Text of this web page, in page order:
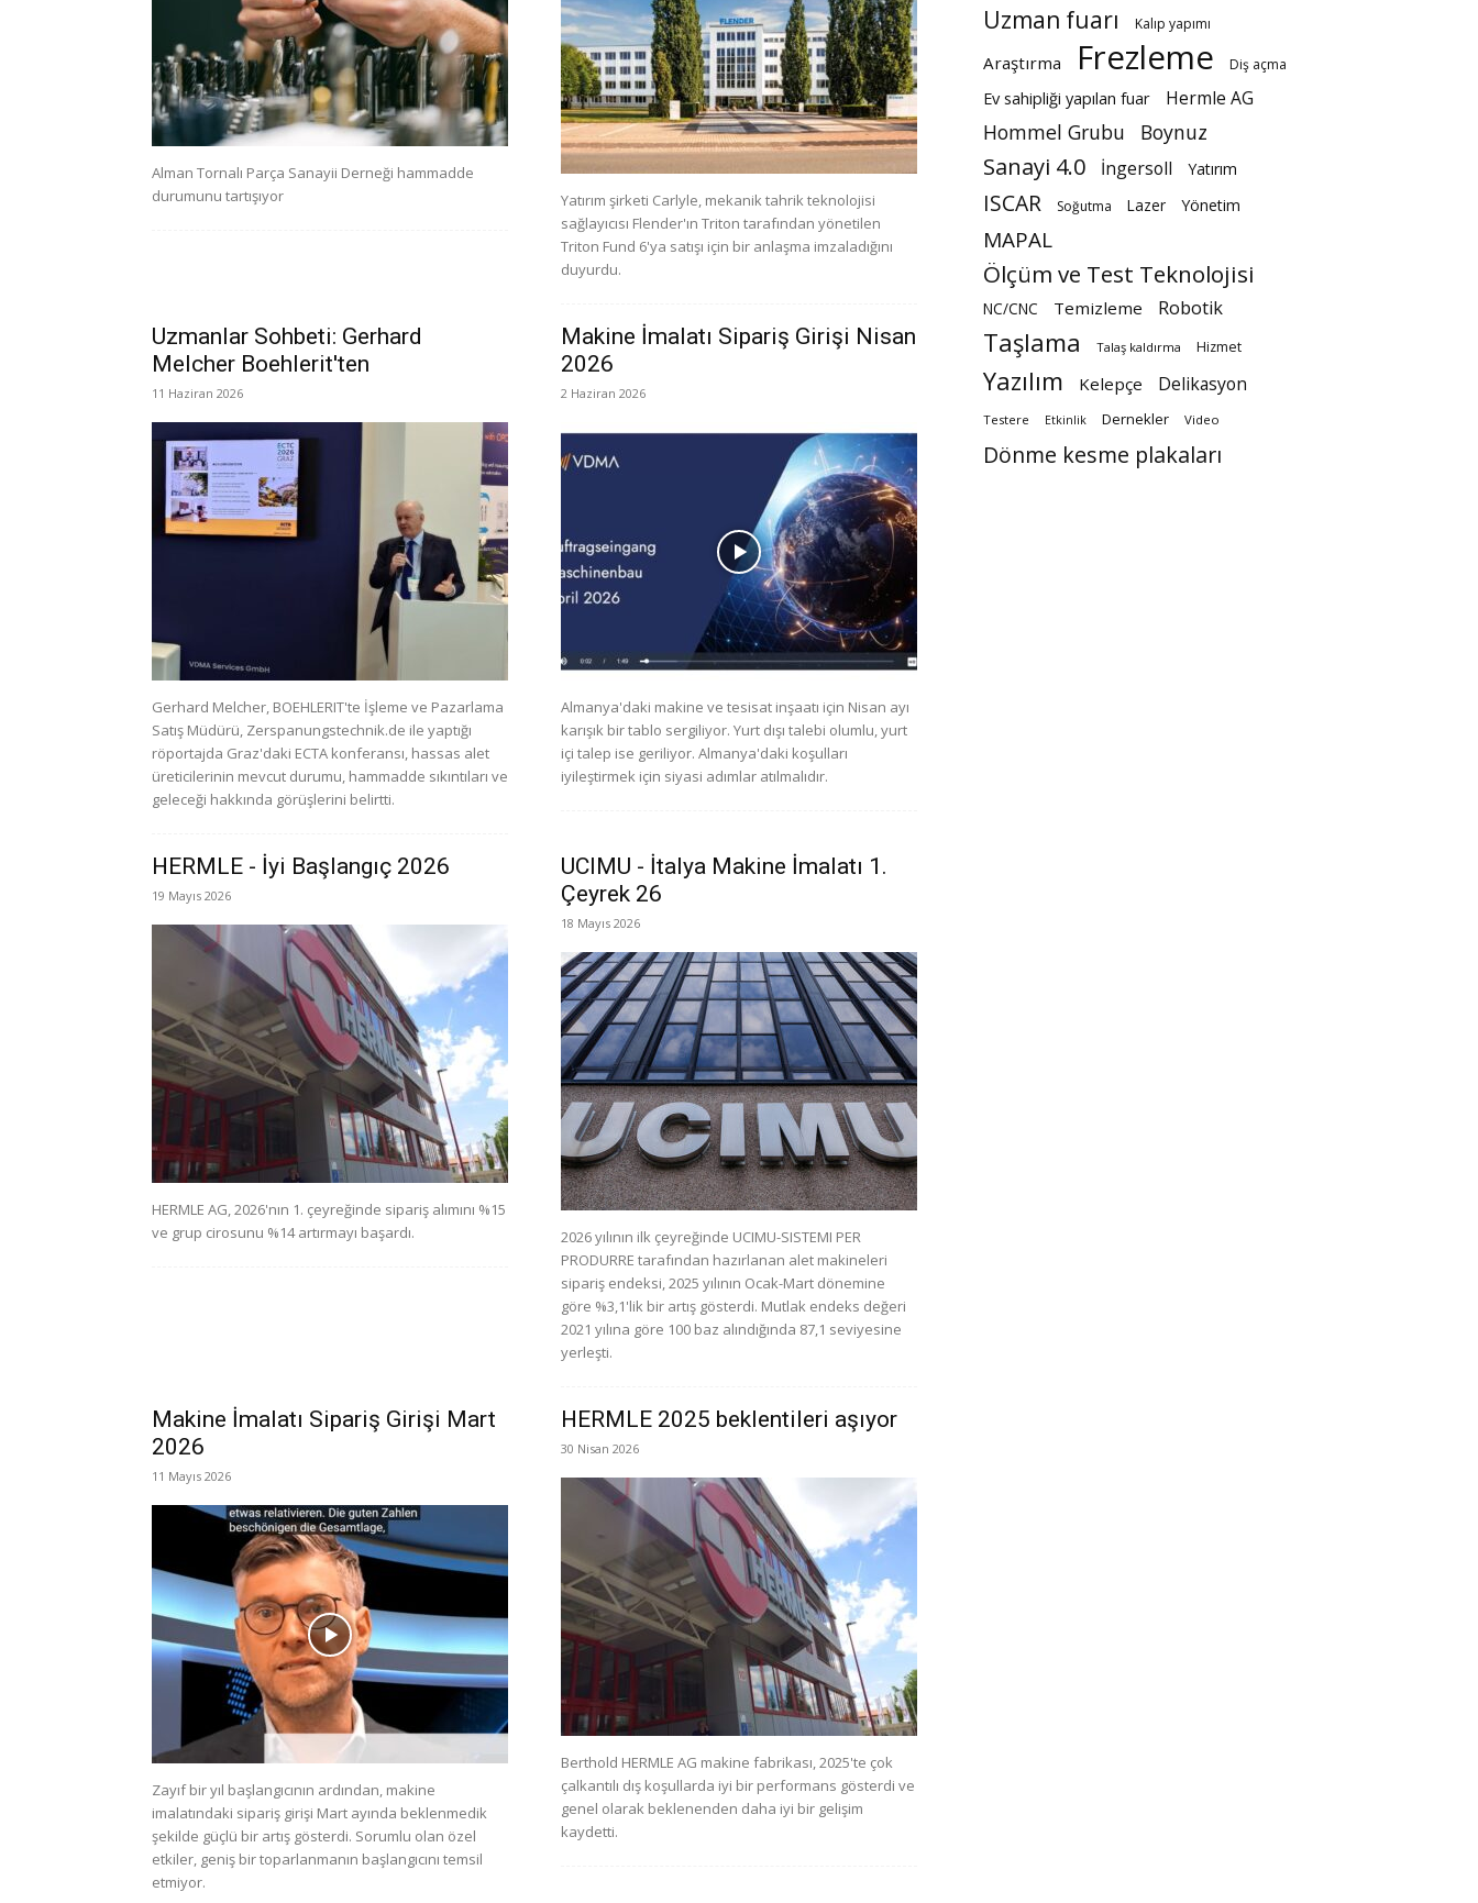
Alman Tornalı Parça Sanayii Derneği hammadde
durumunu tartışıyor
Yatırım şirketi Carlyle, mekanik tahrik teknolojisi
sağlayıcısı Flender'ın Triton tarafından yönetilen
Triton Fund 6'ya satışı için bir anlaşma imzaladığını
duyurdu.
Uzmanlar Sohbeti: Gerhard
Melcher Boehlerit'ten
11 Haziran 2026
Gerhard Melcher, BOEHLERIT'te İşleme ve Pazarlama
Satış Müdürü, Zerspanungstechnik.de ile yaptığı
röportajda Graz'daki ECTA konferansı, hassas alet
üreticilerinin mevcut durumu, hammadde sıkıntıları ve
geleceği hakkında görüşlerini belirtti.
Makine İmalatı Sipariş Girişi Nisan
2026
2 Haziran 2026
Almanya'daki makine ve tesisat inşaatı için Nisan ayı
karışık bir tablo sergiliyor. Yurt dışı talebi olumlu, yurt
içi talep ise geriliyor. Almanya'daki koşulları
iyileştirmek için siyasi adımlar atılmalıdır.
HERMLE - İyi Başlangıç 2026
19 Mayıs 2026
HERMLE AG, 2026'nın 1. çeyreğinde sipariş alımını %15
ve grup cirosunu %14 artırmayı başardı.
UCIMU - İtalya Makine İmalatı 1.
Çeyrek 26
18 Mayıs 2026
2026 yılının ilk çeyreğinde UCIMU-SISTEMI PER
PRODURRE tarafından hazırlanan alet makineleri
sipariş endeksi, 2025 yılının Ocak-Mart dönemine
göre %3,1'lik bir artış gösterdi. Mutlak endeks değeri
2021 yılına göre 100 baz alındığında 87,1 seviyesine
yerleşti.
Makine İmalatı Sipariş Girişi Mart
2026
11 Mayıs 2026
Zayıf bir yıl başlangıcının ardından, makine
imalatındaki sipariş girişi Mart ayında beklenmedik
şekilde güçlü bir artış gösterdi. Sorumlu olan özel
etkiler, geniş bir toparlanmanın başlangıcını temsil
etmiyor.
HERMLE 2025 beklentileri aşıyor
30 Nisan 2026
Berthold HERMLE AG makine fabrikası, 2025'te çok
çalkantılı dış koşullarda iyi bir performans gösterdi ve
genel olarak beklenenden daha iyi bir gelişim
kaydetti.
Uzman fuarı Kalıp yapımı
Araştırma Frezleme Diş açma
Ev sahipliği yapılan fuar Hermle AG
Hommel Grubu Boynuz
Sanayi 4.0 İngersoll Yatırım
ISCAR Soğutma Lazer Yönetim
MAPAL
Ölçüm ve Test Teknolojisi
NC/CNC Temizleme Robotik
Taşlama Talaş kaldırma Hizmet
Yazılım Kelepçe Delikasyon
Testere Etkinlik Dernekler Video
Dönme kesme plakaları